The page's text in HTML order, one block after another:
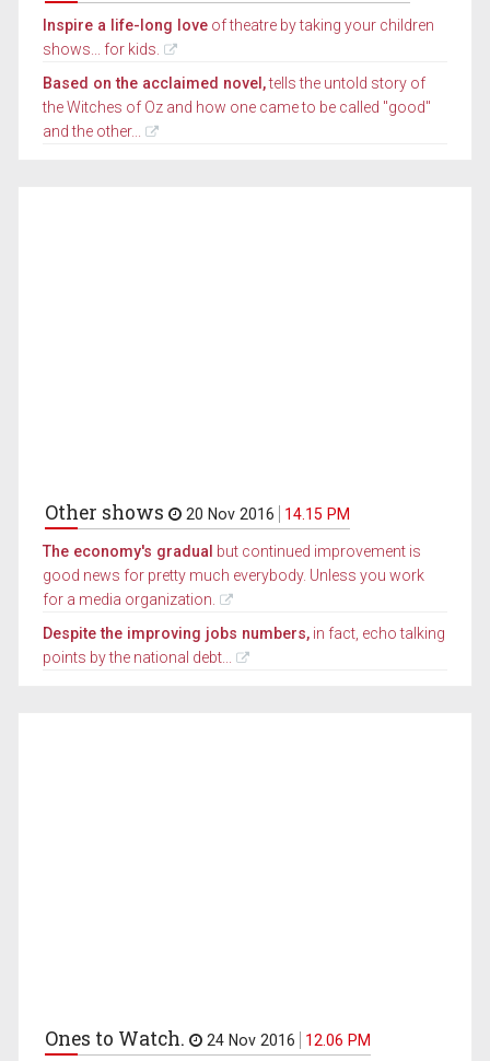
Inspire a life-long love of theatre by taking your children
shows... for kids.
Based on the acclaimed novel,tells the untold story of
the Witches of Oz and how one came to be called "good"
and the other...
Other shows 20 Nov 2016 14.15 PM
The economy's gradual but continued improvement is
good news for pretty much everybody. Unless you work
for a media organization.
Despite the improving jobs numbers, in fact, echo talking
points by the national debt...
Ones to Watch. 24 Nov 2016 12.06 PM